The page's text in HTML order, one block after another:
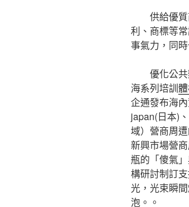
供給優
利、商標等
事氣力，同
優化公
海系列培訓
企通發布海
japan(日本)
域）營商周
新興市場營
瓶的「傻氣
構研討制訂
光，光束瞬
泡。。